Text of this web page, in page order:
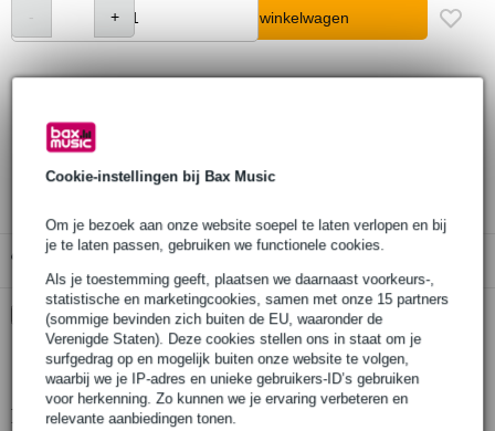
Cookie-instellingen bij Bax Music
Om je bezoek aan onze website soepel te laten verlopen en bij
je te laten passen, gebruiken we functionele cookies.
Als je toestemming geeft, plaatsen we daarnaast voorkeurs-,
statistische en marketingcookies, samen met onze 15 partners
(sommige bevinden zich buiten de EU, waaronder de
Verenigde Staten). Deze cookies stellen ons in staat om je
surfgedrag op en mogelijk buiten onze website te volgen,
waarbij we je IP-adres en unieke gebruikers-ID’s gebruiken
voor herkenning. Zo kunnen we je ervaring verbeteren en
relevante aanbiedingen tonen.
In winkelwagen
30 dagen 'niet goed geld terug' garantie
3 jaar Bax Music garantie
Gratis ophalen in de winkel
Kies nu voor 2 jaar extra Bax Music garantie en meer
voordelen
€ 12,05 eenmalig
Productinformatie